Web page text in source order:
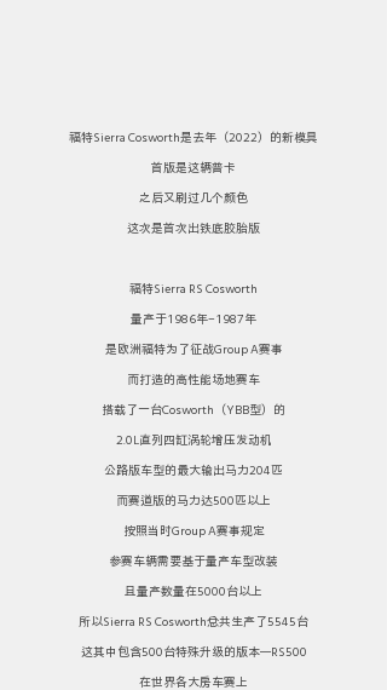
福特Sierra Cosworth是去年（2022）的新模具
首版是这辆普卡
之后又刷过几个颜色
这次是首次出铁底胶胎版
福特Sierra RS Cosworth
量产于1986年-1987年
是欧洲福特为了征战Group A赛事
而打造的高性能场地赛车
搭载了一台Cosworth（YBB型）的
2.0L直列四缸涡轮增压发动机
公路版车型的最大输出马力204匹
而赛道版的马力达500匹以上
按照当时Group A赛事规定
参赛车辆需要基于量产车型改装
且量产数量在5000台以上
所以Sierra RS Cosworth总共生产了5545台
这其中包含500台特殊升级的版本—RS500
在世界各大房车赛上